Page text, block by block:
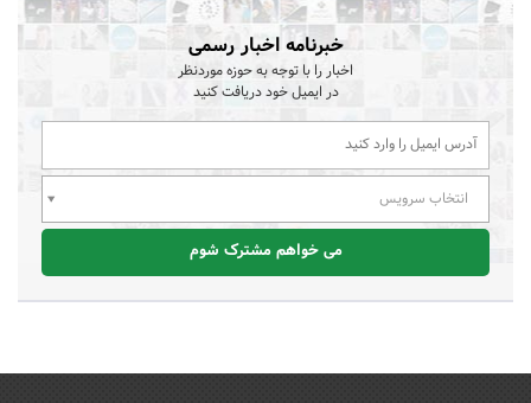
خبرنامه اخبار رسمی
اخبار را با توجه به حوزه موردنظر
در ایمیل خود دریافت کنید
انتخاب سرویس
می خواهم مشترک شوم